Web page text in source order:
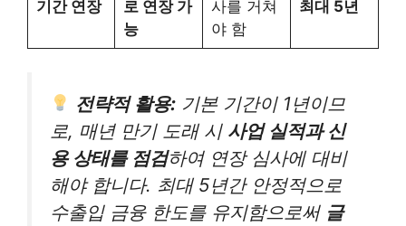
기간 연장
로 연장 가
능
사를 거쳐
야 함
최대 5년
전략적 활용: 기본 기간이 1년이므
로, 매년 만기 도래 시 사업 실적과 신
용 상태를 점검하여 연장 심사에 대비
해야 합니다. 최대 5년간 안정적으로
수출입 금융 한도를 유지함으로써 글